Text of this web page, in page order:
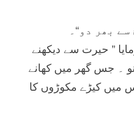
بھر دو“۔
” حیرت سے دیکھنے
۔ جس گھر میں کھانے
میں کیڑے مکوڑوں کا